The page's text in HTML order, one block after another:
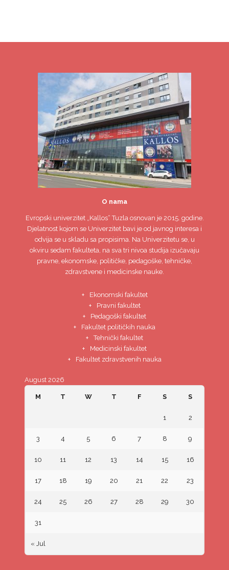
O nama
Evropski univerzitet„Kallos“ Tuzla osnovan je 2015. godine.
Djelatnost kojom se Univerzitet bavi je od javnog interesa i
odvija se u skladu sa propisima. Na Univerzitetu se, u
okviru sedam fakulteta, na sva tri nivoa studija izučavaju
pravne, ekonomske, političke, pedagoške, tehničke,
zdravstvene i medicinske nauke.
Ekonomski fakultet
Pravni fakultet
Pedagoški fakultet
Fakultet političkih nauka
Tehnički fakultet
Medicinski fakultet
Fakultet zdravstvenih nauka
August 2026
M T W T F S S
« Jul
1 2
3 4 5 6 7 8 9
10 11 12 13 14 15 16
17 18 19 20 21 22 23
24 25 26 27 28 29 30
31